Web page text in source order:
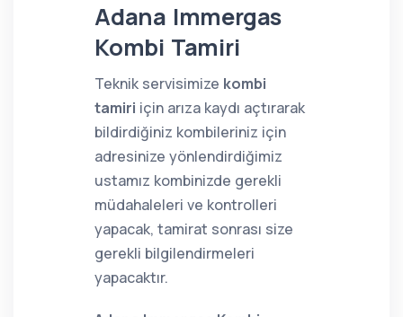
Adana Immergas
Kombi Tamiri
Teknik servisimize kombi
tamiri için arıza kaydı açtırarak
bildirdiğiniz kombileriniz için
adresinize yönlendirdiğimiz
ustamız kombinizde gerekli
müdahaleleri ve kontrolleri
yapacak, tamirat sonrası size
gerekli bilgilendirmeleri
yapacaktır.